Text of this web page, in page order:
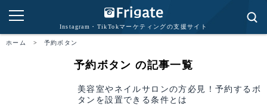
Instagram・TikTokマーケティングの支援サイト
ホーム > 予約ボタン
予約ボタン の記事一覧
美容室やネイルサロンの方必見！予約するボ
タンを設置できる条件とは